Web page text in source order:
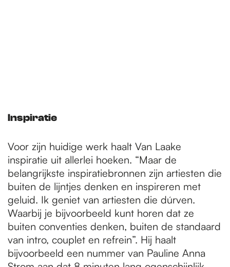
Inspiratie
Voor zijn huidige werk haalt Van Laake
inspiratie uit allerlei hoeken. “Maar de
belangrijkste inspiratiebronnen zijn artiesten die
buiten de lijntjes denken en inspireren met
geluid. Ik geniet van artiesten die dúrven.
Waarbij je bijvoorbeeld kunt horen dat ze
buiten conventies denken, buiten de standaard
van intro, couplet en refrein”. Hij haalt
bijvoorbeeld een nummer van Pauline Anna